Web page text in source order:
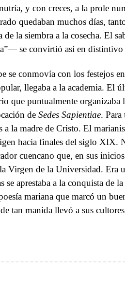
y con creces, a la prole
quedaban muchos días,
de la siembra a la cosecha. El
se convirtió así en distintivo
se conmovía con los festejos
llegaba a la academia. El
que puntualmente organizaba
de Sedes Sapientiae.
a la madre de Cristo. El
hacia finales del siglo XIX.
cuencano que, en sus
Virgen de la Universidad. Era
se aprestaba a la conquista de
mariana que marcó un
tan manida llevó a sus